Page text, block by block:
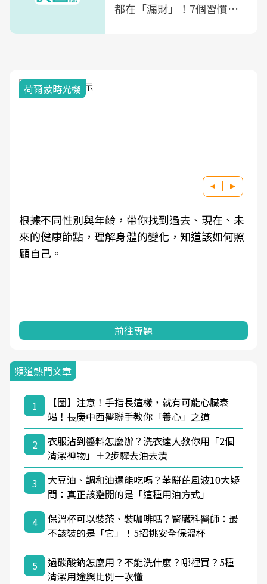
都在「漏財」！7個習慣一
荷爾蒙時光機
根據不同性別與年齡，帶你找到過去、現在、未
來的健康節點，理解身體的變化，知道該如何照
顧自己。
前往專題
頻道熱門文章
1
【圖】注意！手指長這樣，就有可能心臟衰
竭！長庚中西醫聯手教你「養心」之道
2
衣服沾到醬料怎麼辦？洗衣達人教你用「2個
清潔神物」＋2步驟去油去漬
3
大豆油、調和油還能吃嗎？苯駢芘風波10大疑
問：真正該避開的是「這種用油方式」
4
保溫杯可以裝茶、裝咖啡嗎？腎臟科醫師：最
不該裝的是「它」！5招挑安全保溫杯
5
過碳酸鈉怎麼用？不能洗什麼？哪裡買？5種
清潔用途與比例一次懂